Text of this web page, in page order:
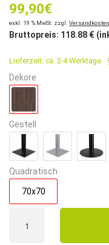
Preis
war:
169,90€
99,90€
Aktueller
Preis
ist:
exkl. 19 % MwSt. zzgl. Versandkosten
Bruttopreis: 118.88 €
Lieferzeit: ca. 2-4 Werktage
Dekore
Gestell
Quadratisch
70x70
70x70